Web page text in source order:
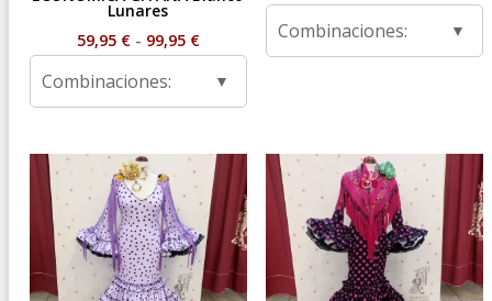
Lunares
59,95 € - 99,95 €Rango
59,95 €
hasta
99,95 €
Combinaciones:
Combinaciones: